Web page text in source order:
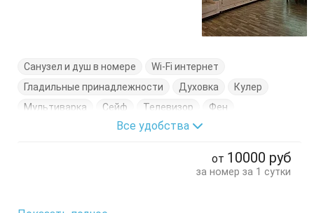
Санузел и душ в номере
Wi-Fi интернет
Гладильные принадлежности
Духовка
Кулер
Мультиварка
Сейф Телевизор
Фен
Электрочайник
Балкон
Посуда
Все удобства
от 10000 руб
за номер за 1 сутки